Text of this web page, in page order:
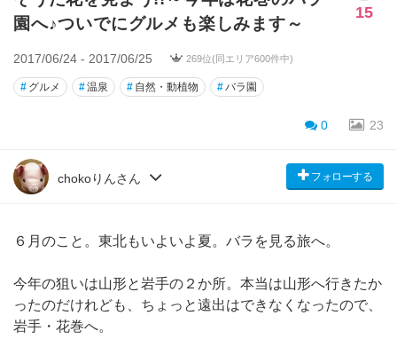
園へ♪ついでにグルメも楽しみます～
15
2017/06/24 - 2017/06/25 269位(同エリア600件中)
# グルメ #温泉 # 自然・動植物 #バラ園
0 23
chokoりんさん フォローする
６月のこと。東北もいよいよ夏。バラを見る旅へ。
今年の狙いは山形と岩手の２か所。本当は山形へ行きたか
ったのだけれども、ちょっと遠出はできなくなったので、
岩手・花巻へ。